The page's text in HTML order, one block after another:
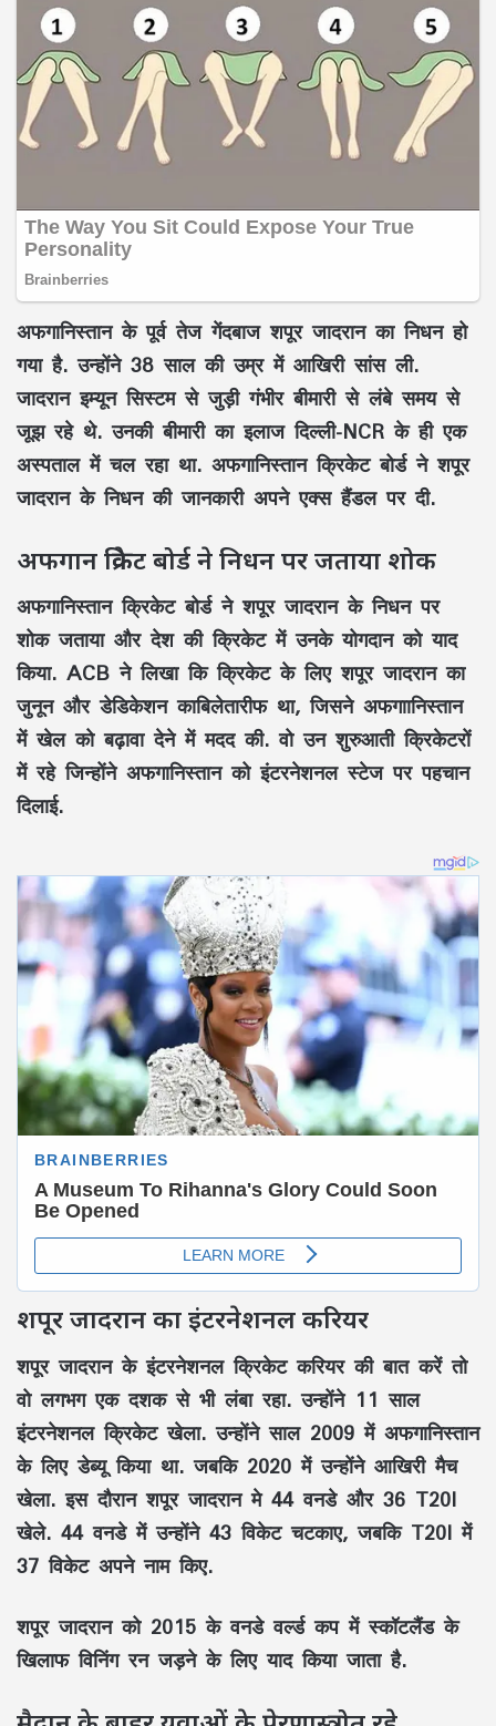
अफगानिस्तान के पूर्व तेज गेंदबाज शपूर जादरान का निधन हो
गया है. उन्होंने 38 साल की उम्र में आखिरी सांस ली.
जादरान इम्यून सिस्टम से जुड़ी गंभीर बीमारी से लंबे समय से
जूझ रहे थे. उनकी बीमारी का इलाज दिल्ली-NCR के ही एक
अस्पताल में चल रहा था. अफगानिस्तान क्रिकेट बोर्ड ने शपूर
जादरान के निधन की जानकारी अपने एक्स हैंडल पर दी.
अफगान क्रिकेट बोर्ड ने निधन पर जताया शोक
अफगानिस्तान क्रिकेट बोर्ड ने शपूर जादरान के निधन पर
शोक जताया और देश की क्रिकेट में उनके योगदान को याद
किया. ACB ने लिखा कि क्रिकेट के लिए शपूर जादरान का
जुनून और डेडिकेशन काबिलेतारीफ था, जिसने अफगाानिस्तान
में खेल को बढ़ावा देने में मदद की. वो उन शुरुआती क्रिकेटरों
में रहे जिन्होंने अफगानिस्तान को इंटरनेशनल स्टेज पर पहचान
दिलाई.
शपूर जादरान का इंटरनेशनल करियर
शपूर जादरान के इंटरनेशनल क्रिकेट करियर की बात करें तो
वो लगभग एक दशक से भी लंबा रहा. उन्होंने 11 साल
इंटरनेशनल क्रिकेट खेला. उन्होंने साल 2009 में अफगानिस्तान
के लिए डेब्यू किया था. जबकि 2020 में उन्होंने आखिरी मैच
खेला. इस दौरान शपूर जादरान मे 44 वनडे और 36 T20I
खेले. 44 वनडे में उन्होंने 43 विकेट चटकाए, जबकि T20I में
37 विकेट अपने नाम किए.
शपूर जादरान को 2015 के वनडे वर्ल्ड कप में स्कॉटलैंड के
खिलाफ विनिंग रन जड़ने के लिए याद किया जाता है.